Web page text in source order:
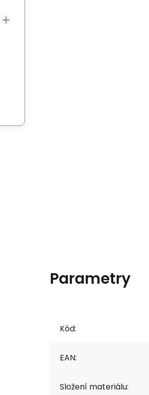
Parametry
Kód:
EAN:
Složení materiálu: